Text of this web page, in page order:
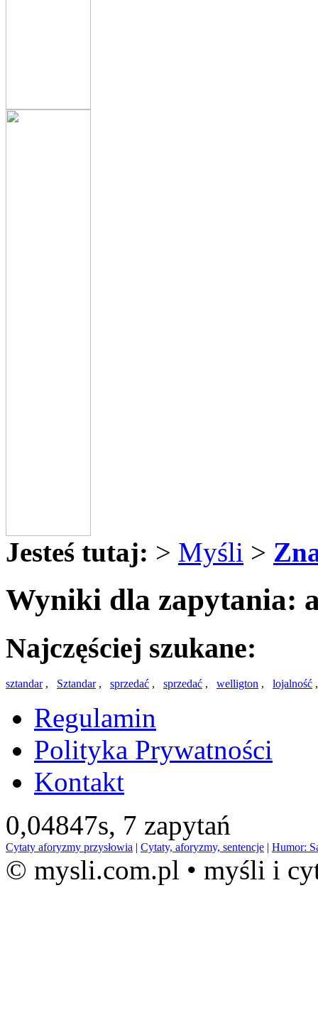
Jesteś tutaj: > Myśli >
Wyniki dla zapytania:
Najczęściej szukane:
sztandar, Sztandar, sprzedać , sprzedać , welligton , lojalność
Regulamin
Polityka Prywatności
Kontakt
0,04847s, 7 zapytań
Cytaty aforyzmy przysłowia | Cytaty, aforyzmy, sentencje | Humor:
© mysli.com.pl • myśli i